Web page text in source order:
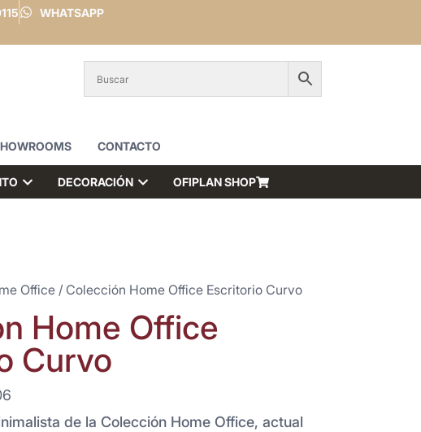
WHATSAPP
CONTACTO
DECORACIÓN OFIPLAN SHOP
Office/ Colección Home Office Escritorio Curvo
Home Office
Curvo
de la Colección Home Office, actual